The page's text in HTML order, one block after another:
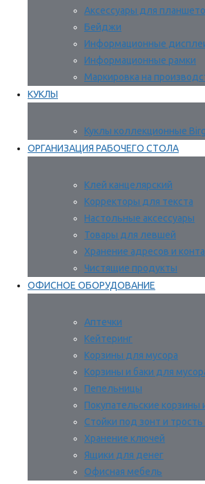
Аксессуары для
Бейджи
Информационные
Информационные рамки
Маркировка на
КУКЛЫ
Куклы коллекционные
ОРГАНИЗАЦИЯ РАБОЧЕГО СТОЛА
Клей канцелярский
Корректоры для текста
Настольные аксессуары
Товары для левшей
Хранение адресов и
Чистящие продукты
ОФИСНОЕ ОБОРУДОВАНИЕ
Аптечки
Кейтеринг
Корзины для мусора
Корзины и баки для
Пепельницы
Покупательские корзины
Стойки под зонт и
Хранение ключей
Ящики для денег
Офисная мебель